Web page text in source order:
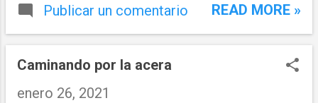
Publicar un comentario READ MORE »
Caminando por la acera
enero 26, 2021